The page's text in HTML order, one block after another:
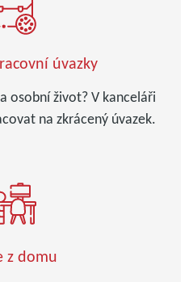
úvazky
osobní život? V kanceláři
na zkrácený úvazek.
z domu